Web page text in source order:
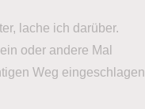
lache ich darüber.
oder andere Mal
Weg eingeschlagen